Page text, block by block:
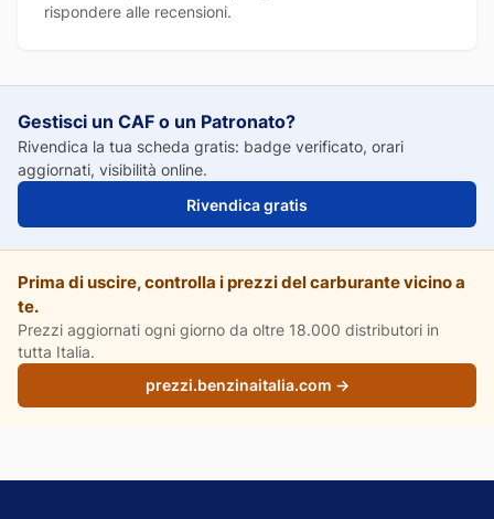
rispondere alle recensioni.
Gestisci un CAF o un Patronato?
Rivendica la tua scheda gratis: badge verificato, orari
aggiornati, visibilità online.
Rivendica gratis
Prima di uscire, controlla i prezzi del carburante vicino a
te.
Prezzi aggiornati ogni giorno da oltre 18.000 distributori in
tutta Italia.
prezzi.benzinaitalia.com →